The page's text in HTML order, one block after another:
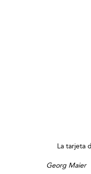
La tarjeta
Georg Maier